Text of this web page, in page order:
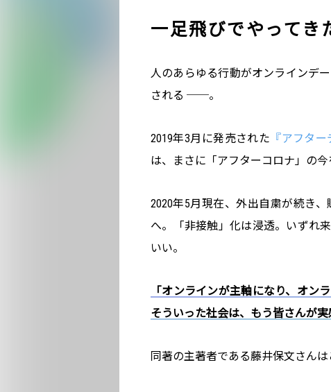
一足飛びでやってき
人のあらゆる行動がオンラインデ
される ──。
2019年3月に発売された 『アフタ
は、まさに「アフターコロナ」の今
2020年5月現在、外出自粛が続き
へ。「非接触」化は浸透。いずれ
いい。
「オンラインが主軸になり、オン
そういった社会は、もう皆さんが
同著の主著者である藤井保文さんは